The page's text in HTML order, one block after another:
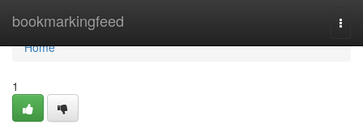
bookmarkingfeed
Home
Home
1